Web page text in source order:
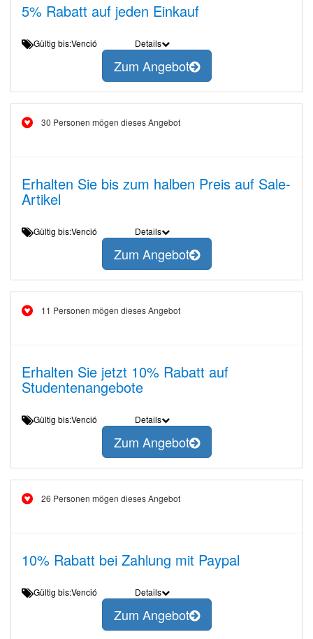
5% Rabatt auf jeden Einkauf
Gültig bis:Venció Details
Zum Angebot
30 Personen mögen dieses Angebot
Erhalten Sie bis zum halben Preis auf Sale-
Artikel
Gültig bis:Venció Details
Zum Angebot
11 Personen mögen dieses Angebot
Erhalten Sie jetzt 10% Rabatt auf
Studentenangebote
Gültig bis:Venció Details
Zum Angebot
26 Personen mögen dieses Angebot
10% Rabatt bei Zahlung mit Paypal
Gültig bis:Venció Details
Zum Angebot